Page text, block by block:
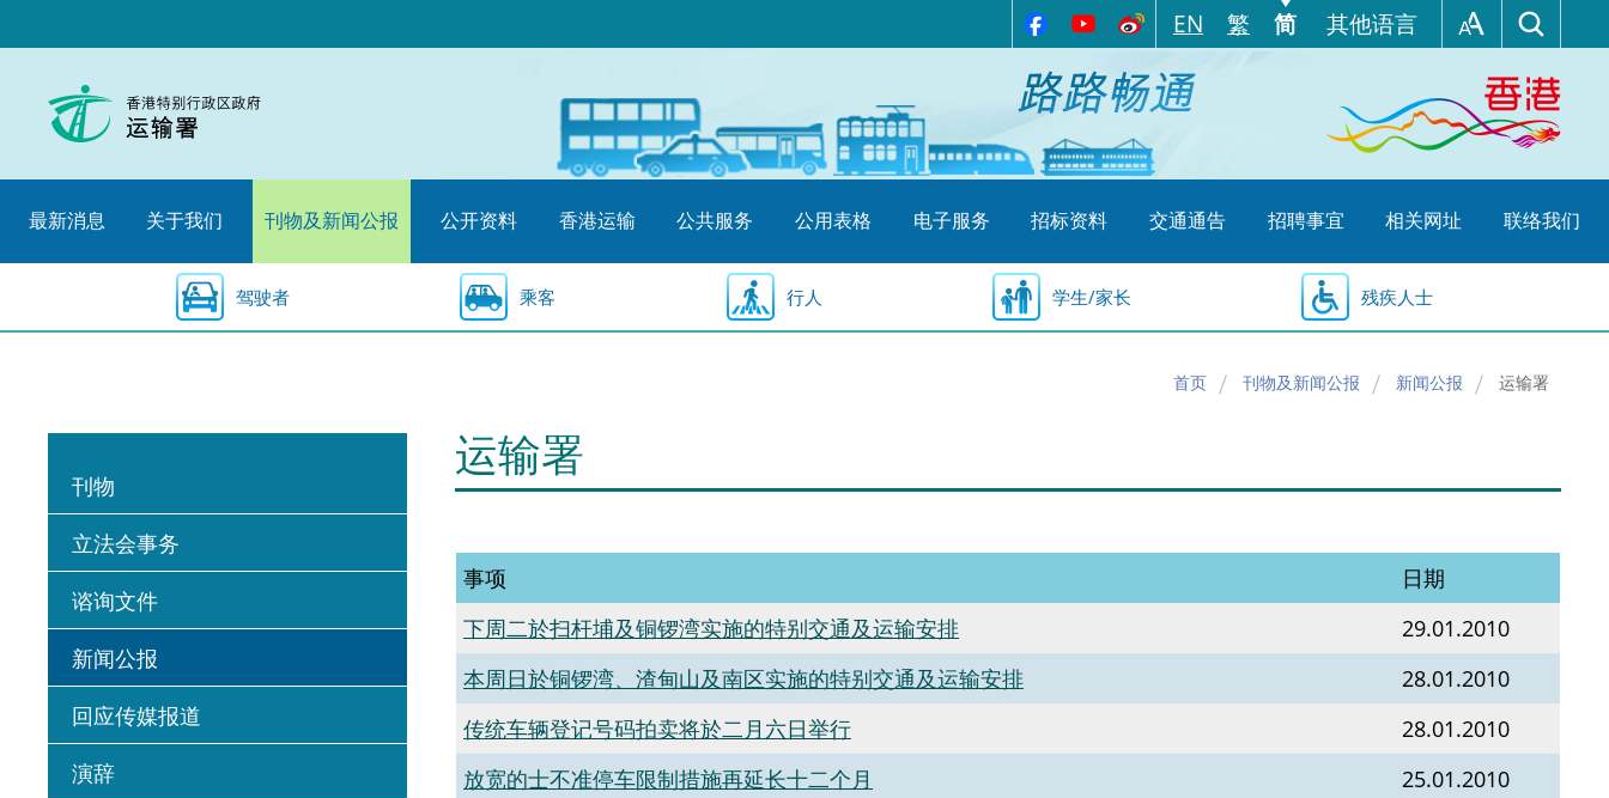
至
始
EN 繁 简 其他语言
最新消息 关于我们 刊物及新闻公报 公开资料 香港运输 公共服务 公用表格 电子服务 招标资料 交通通告 招聘事宜 相关网址 联络我们
驾驶者 乘客 行人 学生/家长 残疾人士
首页 刊物及新闻公报 新闻公报 运输署
刊物
立法会事务
谘询文件
新闻公报
回应传媒报道
演辞
运输署
事项
日期
下周二於扫杆埔及铜锣湾实施的特别交通及运输安排
29.01.2010
本周日於铜锣湾、渣甸山及南区实施的特别交通及运输安排
28.01.2010
传统车辆登记号码拍卖将於二月六日举行
28.01.2010
放宽的士不准停车限制措施再延长十二个月
25.01.2010